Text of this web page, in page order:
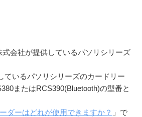
会社が提供しているパソリシリーズ
ているパソリシリーズのカードリー
またはRCS390(Bluetooth)の型番と
ダーはどれが使用できますか？ 」で